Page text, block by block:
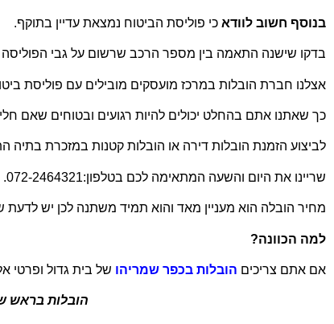
בנוסף חשוב לוודא כי פוליסת הביטוח נמצאת עדיין בתוקף.
בדקו שישנה התאמה בין מספר הרכב שרשום על גבי הפוליסה
אצלנו חברת הובלות במרכז מועסקים מובילים עם פוליסת
כך שאתנו אתם בהחלט יכולים להיות רגועים ובטוחים שאם
לביצוע הזמנת הובלות דירה או הובלות קטנות במזכרת בתיה
שריינו את היום והשעה המתאימה לכם בטלפון:072-2464321.
מחיר הובלה הוא מעניין מאד והוא תמיד משתנה לכן יש
למה הכוונה?
אם אתם צריכים הובלות בכפר שמריהו של בית גדול ופרטי
הובלות בראש